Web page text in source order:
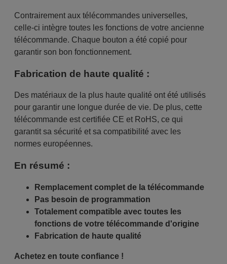
Contrairement aux télécommandes universelles,
celle-ci intègre toutes les fonctions de votre ancienne
télécommande. Chaque bouton a été copié pour
garantir son bon fonctionnement.
Fabrication de haute qualité :
Des matériaux de la plus haute qualité ont été utilisés
pour garantir une longue durée de vie. De plus, cette
télécommande est certifiée CE et RoHS, ce qui
garantit sa sécurité et sa compatibilité avec les
normes européennes.
En résumé :
Remplacement complet de la télécommande
Pas besoin de programmation
Totalement compatible avec toutes les
fonctions de votre télécommande d'origine
Fabrication de haute qualité
Achetez en toute confiance !